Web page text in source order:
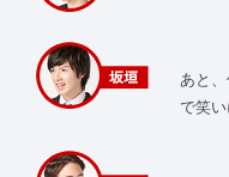
あと
で笑い